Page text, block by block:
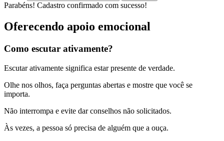
Parabéns! Cadastro confirmado com sucesso!
Oferecendo apoio emocional
Como escutar ativamente?
Escutar ativamente significa estar presente de verdade.
Olhe nos olhos, faça perguntas abertas e mostre que você se
importa.
Não interrompa e evite dar conselhos não solicitados.
Às vezes, a pessoa só precisa de alguém que a ouça.